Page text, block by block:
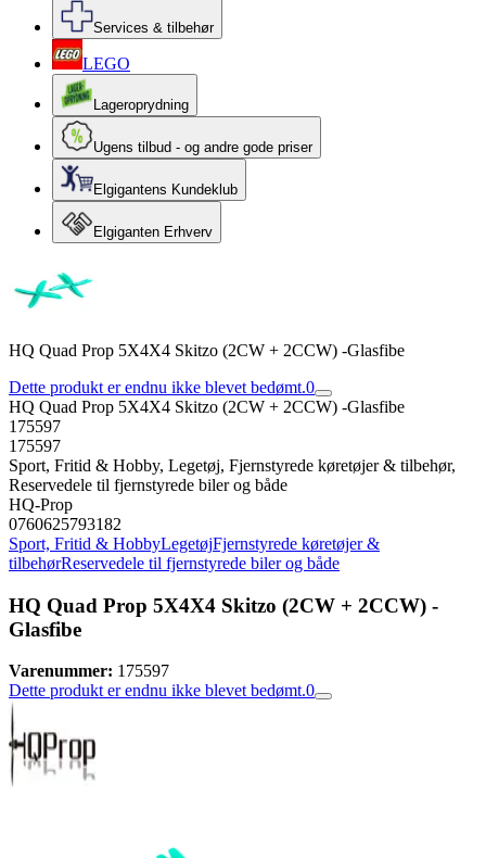
Services & tilbehør
LEGO
Lageroprydning
Ugens tilbud - og andre gode priser
Elgigantens Kundeklub
Elgiganten Erhverv
HQ Quad Prop 5X4X4 Skitzo (2CW + 2CCW) -Glasfibe
Dette produkt er endnu ikke blevet bedømt.0
HQ Quad Prop 5X4X4 Skitzo (2CW + 2CCW) -Glasfibe
175597
175597
Sport, Fritid & Hobby, Legetøj, Fjernstyrede køretøjer & tilbehør,
Reservedele til fjernstyrede biler og både
HQ-Prop
0760625793182
Sport, Fritid & HobbyLegetøjFjernstyrede køretøjer &
tilbehørReservedele til fjernstyrede biler og både
HQ Quad Prop 5X4X4 Skitzo (2CW + 2CCW) -
Glasfibe
Varenummer: 175597
Dette produkt er endnu ikke blevet bedømt.0